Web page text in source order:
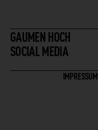
GAUMEN HOCH
SOCIAL MEDIA
IMPRESSUM